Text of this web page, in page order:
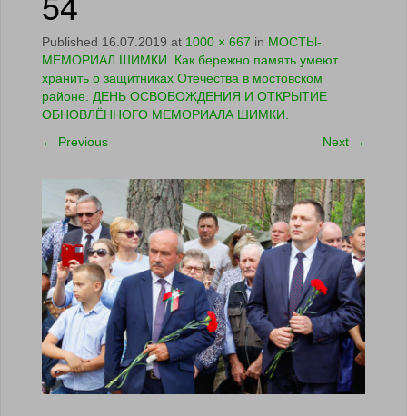
Published 16.07.2019 at 1000 × 667 in МОСТЫ-
МЕМОРИАЛ ШИМКИ. Как бережно память умеют
хранить о защитниках Отечества в мостовском
районе. ДЕНЬ ОСВОБОЖДЕНИЯ И ОТКРЫТИЕ
ОБНОВЛЁННОГО МЕМОРИАЛА ШИМКИ.
← Previous Next →